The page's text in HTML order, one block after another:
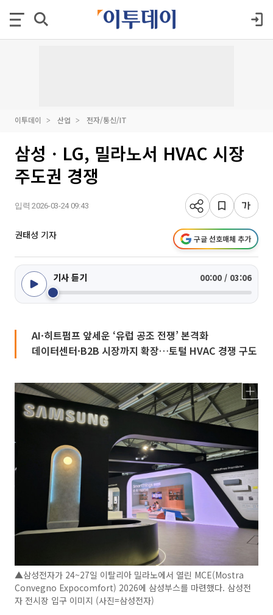
이투데이 산업 전자/통신/IT
삼성ㆍLG, 밀라노서 HVAC 시장
주도권 경쟁
입력 2026-03-24 09:43
권태성 기자 구글 선호매체 추가
기사 듣기 00:00 / 03:06
AI·히트펌프 앞세운 ‘유럽 공조 전쟁’ 본격화
데이터센터·B2B 시장까지 확장…토털 HVAC 경쟁 구도
▲삼성전자가 24~27일 이탈리아 밀라노에서 열린 MCE(Mostra
Convegno Expocomfort) 2026에 삼성부스를 마련했다. 삼성전
자 전시장 입구 이미지 (사진=삼성전자)